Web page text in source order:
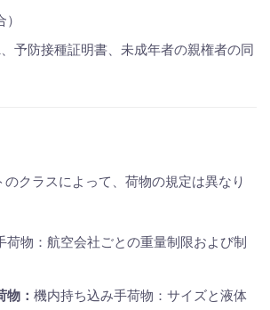
予防接種証明書、未成年者の親権者の同
クラスによって、荷物の規定は異なり
荷物：航空会社ごとの重量制限および制
： 機内持ち込み手荷物：サイズと液体